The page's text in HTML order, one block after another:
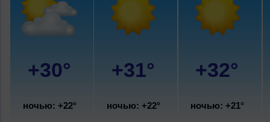
+30°
ночью: +22°
+31°
ночью: +22°
+32°
ночью: +21°